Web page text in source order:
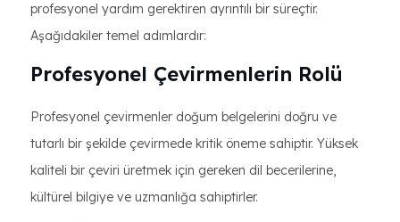
profesyonel yardım gerektiren ayrıntılı bir süreçtir.
Aşağıdakiler temel adımlardır:
Profesyonel Çevirmenlerin Rolü
Profesyonel çevirmenler doğum belgelerini doğru ve
tutarlı bir şekilde çevirmede kritik öneme sahiptir. Yüksek
kaliteli bir çeviri üretmek için gereken dil becerilerine,
kültürel bilgiye ve uzmanlığa sahiptirler.